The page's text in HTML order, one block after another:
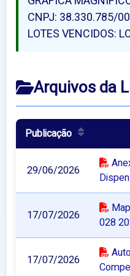
CNPJ: 38.330.785/
LOTES VENCIDOS:
Arquivos da
Publicação
29/06/2026
17/07/2026
028
17/07/2026